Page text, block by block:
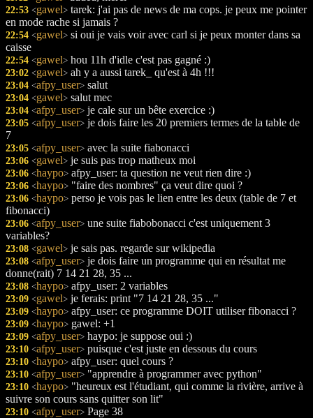
22:53 <gawel> tarek: j'ai pas de news de ma cops. je peux me pointer
en mode rache si jamais ?
22:54 <gawel> si oui je vais voir avec carl si je peux monter dans sa
caisse
22:54 <gawel> hou 11h d'idle c'est pas gagné :)
23:02 <gawel> ah y a aussi tarek_ qu'est à 4h !!!
23:04 <afpy_user> salut
23:04 <gawel> salut mec
23:04 <afpy_user> je cale sur un bête exercice :)
23:05 <afpy_user> je dois faire les 20 premiers termes de la table de
7
23:05 <afpy_user> avec la suite fiabonacci
23:06 <gawel> je suis pas trop matheux moi
23:06 <haypo> afpy_user: ta question ne veut rien dire :)
23:06 <haypo> "faire des nombres" ça veut dire quoi ?
23:06 <haypo> perso je vois pas le lien entre les deux (table de 7 et
fibonacci)
23:06 <afpy_user> une suite fiabobonacci c'est uniquement 3
variables?
23:08 <gawel> je sais pas. regarde sur wikipedia
23:08 <afpy_user> je dois faire un programme qui en résultat me
donne(rait) 7 14 21 28, 35 ...
23:08 <haypo> afpy_user: 2 variables
23:09 <gawel> je ferais: print "7 14 21 28, 35 ..."
23:09 <haypo> afpy_user: ce programme DOIT utiliser fibonacci ?
23:09 <haypo> gawel: +1
23:09 <afpy_user> haypo: je suppose oui :)
23:10 <afpy_user> puisque c'est juste en dessous du cours
23:10 <haypo> afpy_user: quel cours ?
23:10 <afpy_user> "apprendre à programmer avec python"
23:10 <haypo> "heureux est l'étudiant, qui comme la rivière, arrive à
suivre son cours sans quitter son lit"
23:10 <afpy_user> Page 38